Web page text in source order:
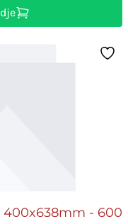
400x638mm - 600